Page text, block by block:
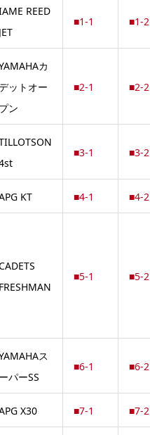
REED
■1-1 ■1-2
カ
ットオー
ン
■2-1 ■2-2
■3-1 ■3-2
KT ■4-1 ■4-2
■5-1 ■5-2
ス
パーSS
■6-1 ■6-2
X30 ■7-1 ■7-2